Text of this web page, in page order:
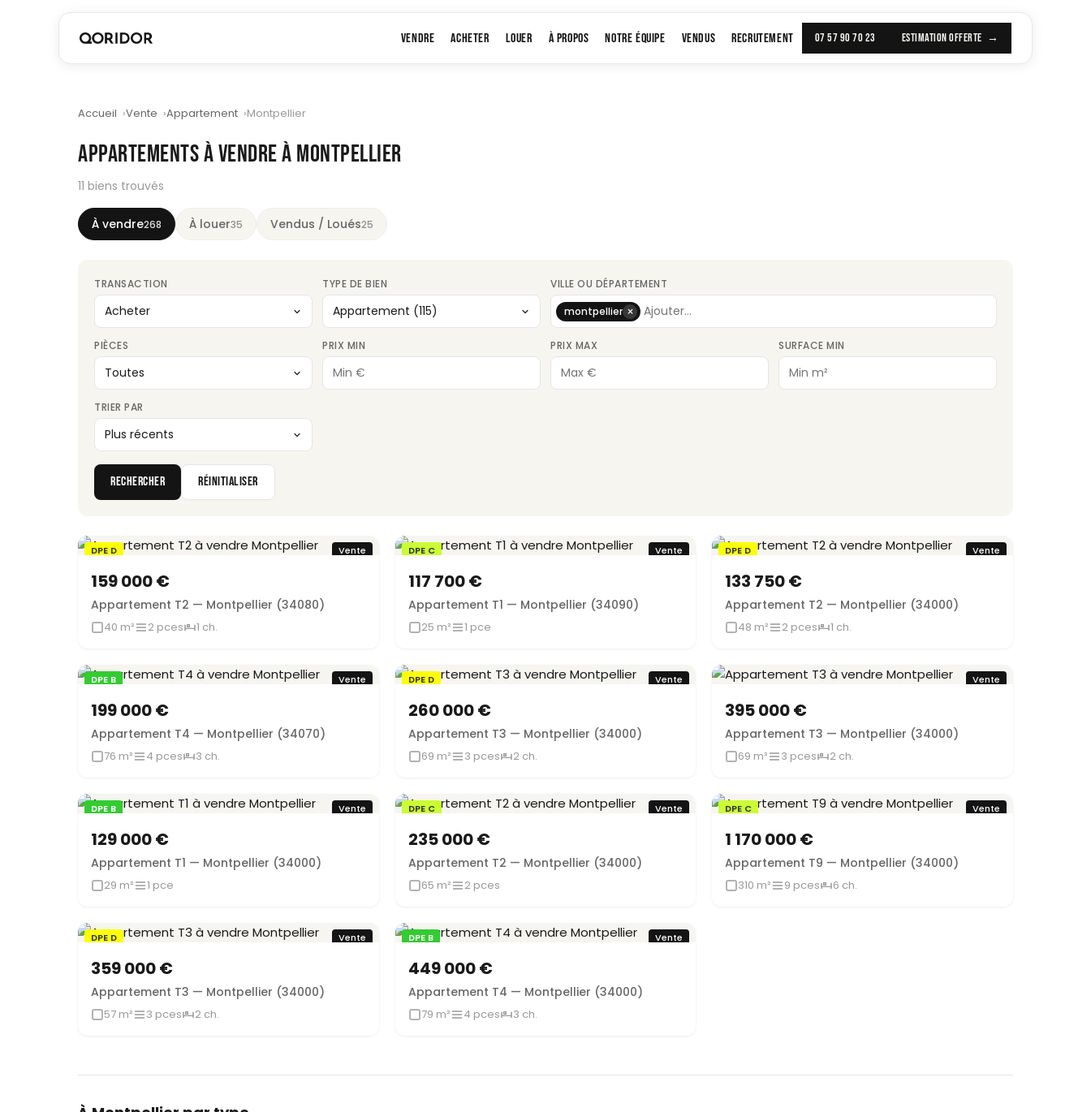
VENDRE ACHETER LOUER À PROPOS NOTRE ÉQUIPE VENDUS RECRUTEMENT 07 57 90 70 23 ESTIMATION OFFERTE
Accueil Vente Appartement Montpellier
APPARTEMENTS À VENDRE À MONTPELLIER
11 biens trouvés
À vendre268 À louer35 Vendus / Loués25
TRANSACTION TYPE DE BIEN
VILLE OU DÉPARTEMENT
montpellier ×
PIÈCES PRIX MIN PRIX MAX SURFACE MIN
TRIER PAR
RECHERCHER RÉINITIALISER
DPE D Vente
159 000 €
Appartement T2 — Montpellier (34080)
40 m² 2 pces 1 ch.
DPE C Vente
117 700 €
Appartement T1 — Montpellier (34090)
25 m² 1 pce
DPE D Vente
133 750 €
Appartement T2 — Montpellier (34000)
48 m² 2 pces 1 ch.
DPE B
Vente
199 000 €
Appartement T4 — Montpellier (34070)
76 m² 4 pces 3 ch.
DPE D Vente
260 000 €
Appartement T3 — Montpellier (34000)
69 m² 3 pces 2 ch.
Vente
395 000 €
Appartement T3 — Montpellier (34000)
69 m² 3 pces 2 ch.
DPE B Vente
129 000 €
Appartement T1 — Montpellier (34000)
29 m² 1 pce
DPE C Vente
235 000 €
Appartement T2 — Montpellier (34000)
65 m² 2 pces
DPE C Vente
1 170 000 €
Appartement T9 — Montpellier (34000)
310 m² 9 pces 6 ch.
DPE D Vente
359 000 €
Appartement T3 — Montpellier (34000)
57 m² 3 pces 2 ch.
DPE B Vente
449 000 €
Appartement T4 — Montpellier (34000)
79 m² 4 pces 3 ch.